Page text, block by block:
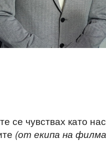
се чувствах като
(от екипа на